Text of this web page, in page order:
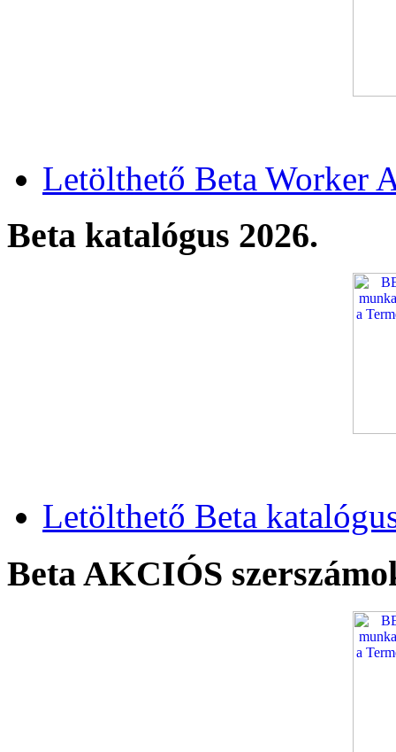
Letölthető Beta Worker
Beta katalógus 2026.
Letölthető Beta
Beta AKCIÓS